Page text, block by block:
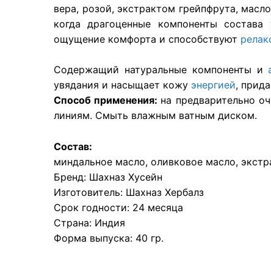
вера, розой, экстрактом грейпфрута,
когда драгоценные компоненты состава
ощущение комфорта и способствуют
Содержащий натуральные компоненты и
увядания и насыщает кожу энергией,
Способ применения: на предварительно
линиям. Смыть влажным ватным диском.
Состав:
миндальное масло, оливковое масло,
Бренд: Шахназ Хусейн
Изготовитель: Шахназ Хербалз
Срок годности: 24 месяца
Страна: Индия
Форма выпуска: 40 гр.